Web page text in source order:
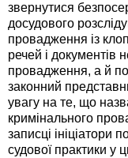
звернутися
досудового
провадження із
речей і документів
провадження, а й
законний
увагу на те, що
кримінального
записці ініціатори
судової практики у